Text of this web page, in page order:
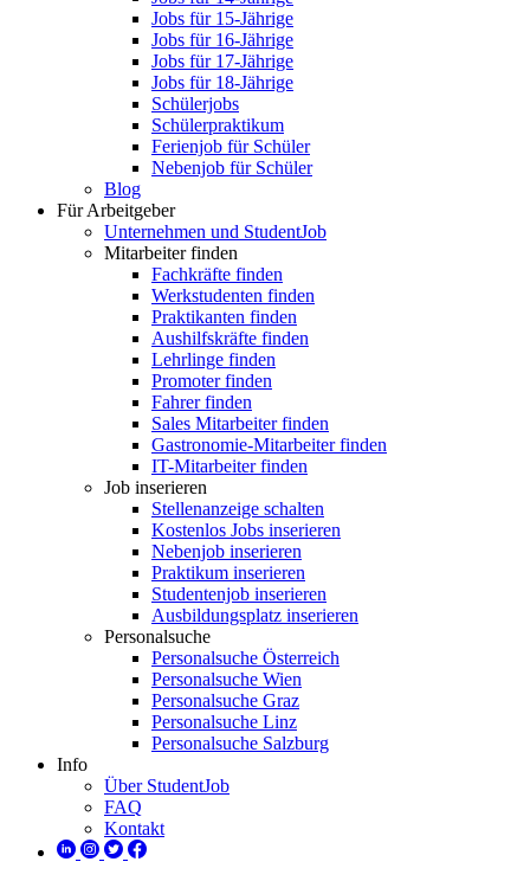
Jobs für 15-Jährige
Jobs für 16-Jährige
Jobs für 17-Jährige
Jobs für 18-Jährige
Schülerjobs
Schülerpraktikum
Ferienjob für Schüler
Nebenjob für Schüler
Blog
Für Arbeitgeber
Unternehmen und StudentJob
Mitarbeiter finden
Fachkräfte finden
Werkstudenten finden
Praktikanten finden
Aushilfskräfte finden
Lehrlinge finden
Promoter finden
Fahrer finden
Sales Mitarbeiter finden
Gastronomie-Mitarbeiter finden
IT-Mitarbeiter finden
Job inserieren
Stellenanzeige schalten
Kostenlos Jobs inserieren
Nebenjob inserieren
Praktikum inserieren
Studentenjob inserieren
Ausbildungsplatz inserieren
Personalsuche
Personalsuche Österreich
Personalsuche Wien
Personalsuche Graz
Personalsuche Linz
Personalsuche Salzburg
Info
Über StudentJob
FAQ
Kontakt